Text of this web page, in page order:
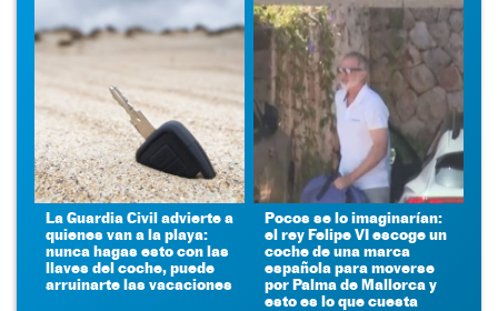
La Guardia Civil advierte a
quienes van a la playa:
nunca hagas esto con las
llaves del coche, puede
arruinarte las vacaciones
Pocos se lo imaginarían:
el rey Felipe VI escoge un
coche de una marca
española para moverse
por Palma de Mallorca y
esto es lo que cuesta